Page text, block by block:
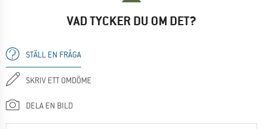
VAD TYCKER DU OM DET?
STÄLL EN FRÅGA
SKRIV ETT OMDÖME
DELA EN BILD